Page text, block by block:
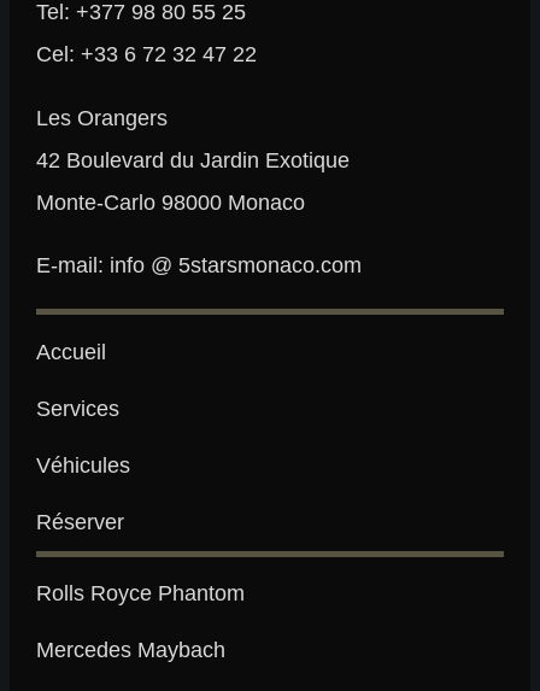
Tel: +377 98 80 55 25
Cel: +33 6 72 32 47 22
Les Orangers
42 Boulevard du Jardin Exotique
Monte-Carlo 98000 Monaco
E-mail: info @ 5starsmonaco.com
Accueil
Services
Véhicules
Réserver
Rolls Royce Phantom
Mercedes Maybach